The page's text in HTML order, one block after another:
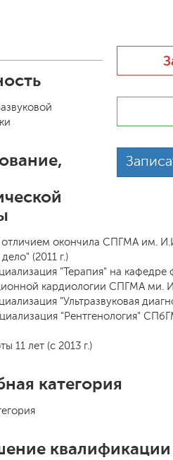
окончила СПГМА им.
(2011 г.)
"Терапия" на кафедре
кардиологии СПГМА ми.
"Ультразвуковая
"Рентгенология"
11 лет (с 2013 г.)
категория
квалификации